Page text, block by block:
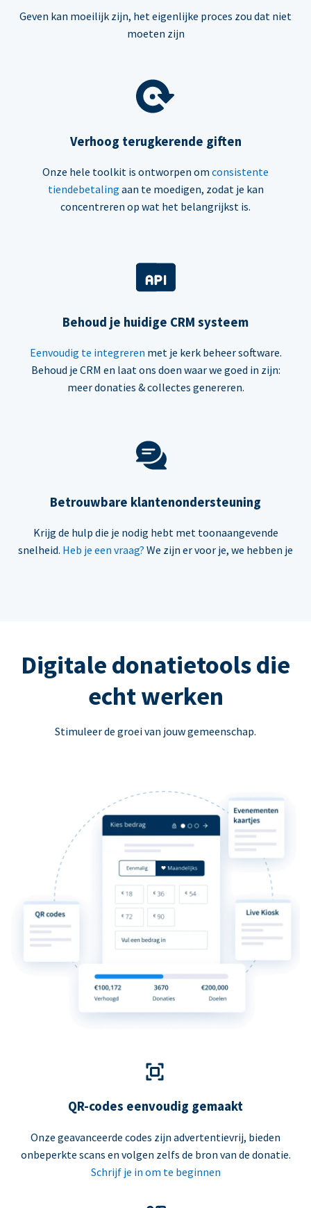
Geven kan moeilijk zijn, het eigenlijke proces zou dat niet
moeten zijn
Verhoog terugkerende giften
Onze hele toolkit is ontworpen om consistente
tiendebetaling aan te moedigen, zodat je kan
concentreren op wat het belangrijkst is.
Behoud je huidige CRM systeem
Eenvoudig te integreren met je kerk beheer software.
Behoud je CRM en laat ons doen waar we goed in zijn:
meer donaties & collectes genereren.
Betrouwbare klantenondersteuning
Krijg de hulp die je nodig hebt met toonaangevende
snelheid. Heb je een vraag? We zijn er voor je, we hebben je
Digitale donatietools die
echt werken
Stimuleer de groei van jouw gemeenschap.
QR-codes eenvoudig gemaakt
Onze geavanceerde codes zijn advertentievrij, bieden
onbeperkte scans en volgen zelfs de bron van de donatie.
Schrijf je in om te beginnen